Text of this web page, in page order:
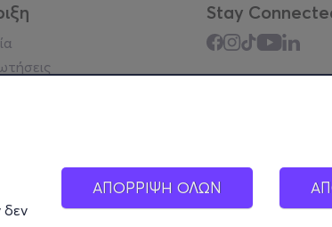
δεν
ΑΠΟΡΡΙΨΗ ΟΛΩΝ
Stay